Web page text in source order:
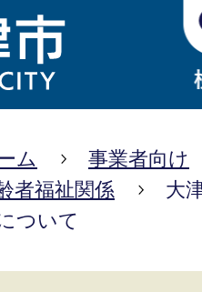
ム
事業者向け
者福祉関係
大
ついて